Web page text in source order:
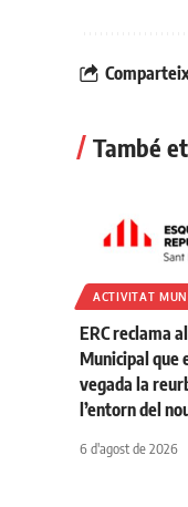
També
ACTIVITAT
ERC reclama
Municipal que
vegada la
l’entorn del
6 d'agost de 2026